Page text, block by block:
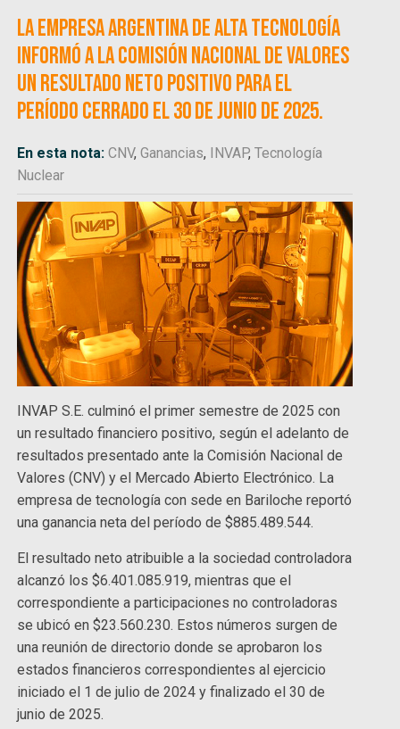
La empresa argentina de alta tecnología
informó a la Comisión Nacional de Valores
un resultado neto positivo para el
período cerrado el 30 de junio de 2025.
En esta nota:CNV,Ganancias, INVAP,Tecnología
Nuclear
INVAP S.E. culminó el primer semestre de 2025 con
un resultado financiero positivo, según el adelanto de
resultados presentado ante la Comisión Nacional de
Valores (CNV) y el Mercado Abierto Electrónico. La
empresa de tecnología con sede en Bariloche reportó
una ganancia neta del período de $885.489.544.
El resultado neto atribuible a la sociedad controladora
alcanzó los $6.401.085.919, mientras que el
correspondiente a participaciones no controladoras
se ubicó en $23.560.230. Estos números surgen de
una reunión de directorio donde se aprobaron los
estados financieros correspondientes al ejercicio
iniciado el 1 de julio de 2024 y finalizado el 30 de
junio de 2025.